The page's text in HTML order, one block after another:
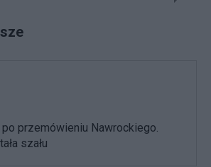
po przemówieniu Nawrockiego.
szału